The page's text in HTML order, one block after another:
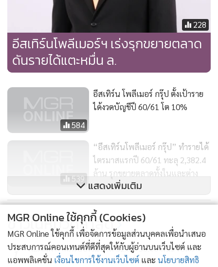
กำหนดรายชื่อผู้ถือหุ้นที่จะมีสิทธิได้รับเงินปันผล (Record Date)
วันที่ 27 พฤศจิกายน 2560 และกำหนดจ่ายเงินปันผลให้แก่ผู้ถือ
หุ้นในวันที่ 8 ธันวาคม 2560 เพื่อเป็นของขวัญปีใหม่ให้กับผู้ถือ
หุ้น
228
อีสเทิร์นโพลีเมอร์ฯ เร่งรุกขยายตลาด
ดันรายได้แตะหมื่น ล.
584
อีสเทิร์น โพลีเมอร์ กรุ๊ป ตั้งเป้าราย
ได้งวดบัญชีปี 60/61 โต 10%
539
“อีสเทิร์นโพลีเมอร์ กรุ๊ป” ทำรายได้
ไตรมาสแรกปี 60/61 ทะลุ 2,382.4
ล้าน รุกขยายตลาดทั้งในและต่าง
ประเทศ
1,137
NEP ขายหุ้นเพิ่มทุน PP ให้วาวา
เสริมแกร่งธุรกิจ
แสดงเพิ่มเติม
ข่าวในหมวดล่าสุด
1
KBANK คาดกรอบเงินบาท 32.80-33.60 แนะจับตา
สงคราม ตอ.กลาง ฟันโฟลว์ และถ้อยแถลงเฟด
MGR Online ใช้คุกกี้ (Cookies)
MGR Online ใช้คุกกี้ เพื่อจัดการข้อมูลส่วนบุคคลเพื่อนำเสนอ
ประสบการณ์คอนเทนต์ที่ดีที่สุดให้กับผู้อ่านบนเว็บไซต์ และ
แอพพลิเคชั่น เงื่อนไขการใช้งานเว็บไซต์ และ นโยบายสิทธิ